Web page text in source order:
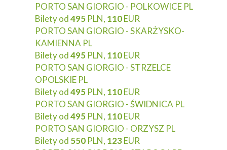
PORTO SAN GIORGIO - POLKOWICE PL
Bilety od495 PLN, 110EUR
PORTO SAN GIORGIO - SKARŻYSKO-
KAMIENNA PL
Bilety od495 PLN, 110EUR
PORTO SAN GIORGIO - STRZELCE
OPOLSKIE PL
Bilety od495 PLN, 110EUR
PORTO SAN GIORGIO - ŚWIDNICA PL
Bilety od495 PLN, 110EUR
PORTO SAN GIORGIO - ORZYSZ PL
Bilety od 550 PLN, 123EUR